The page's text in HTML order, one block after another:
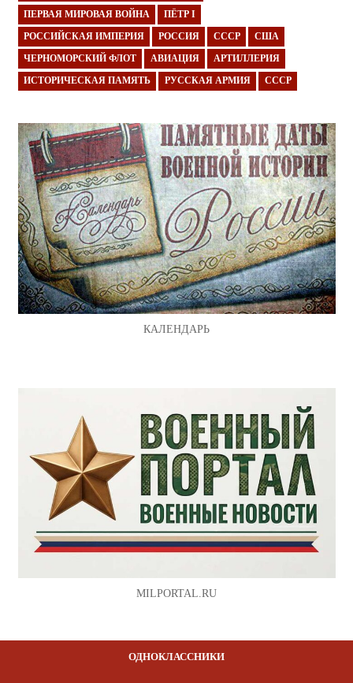
ПЕРВАЯ МИРОВАЯ ВОЙНА ПЁТР I
РОССИЙСКАЯ ИМПЕРИЯ РОССИЯ СССР США
ЧЕРНОМОРСКИЙ ФЛОТ АВИАЦИЯ АРТИЛЛЕРИЯ
ИСТОРИЧЕСКАЯ ПАМЯТЬ РУССКАЯ АРМИЯ СССР
КАЛЕНДАРЬ
MILPORTAL.RU
ОДНОКЛАССНИКИ